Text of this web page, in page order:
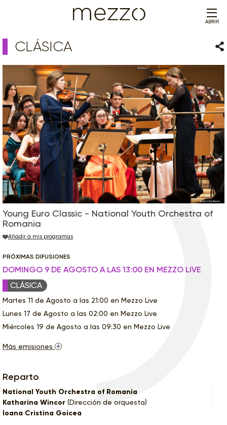
ABRIR
CLÁSICA
Young Euro Classic - National Youth Orchestra of
Romania
Añadir a mis programas
PRÓXIMAS DIFUSIONES
DOMINGO 9 DE AGOSTO A LAS 13:00 EN MEZZO LIVE
CLÁSICA
Martes 11 de Agosto a las 21:00 en Mezzo Live
Lunes 17 de Agosto a las 02:00 en Mezzo Live
Miércoles 19 de Agosto a las 09:30 en Mezzo Live
Más emisiones
Reparto
National Youth Orchestra of Romania
Katharina Wincor (Dirección de orquesta)
Ioana Cristina Goicea